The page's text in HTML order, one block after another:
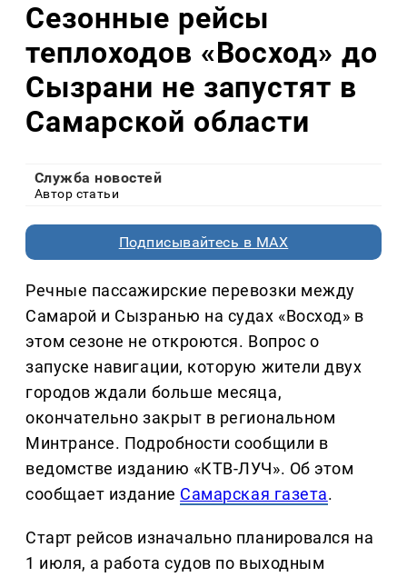
Сезонные рейсы
теплоходов «Восход» до
Сызрани не запустят в
Самарской области
Служба новостей
Автор статьи
Подписывайтесь в MAX
Речные пассажирские перевозки между
Самарой и Сызранью на судах «Восход» в
этом сезоне не откроются. Вопрос о
запуске навигации, которую жители двух
городов ждали больше месяца,
окончательно закрыт в региональном
Минтрансе. Подробности сообщили в
ведомстве изданию «КТВ-ЛУЧ». Об этом
сообщает издание Самарская газета.
Старт рейсов изначально планировался на
1 июля, а работа судов по выходным